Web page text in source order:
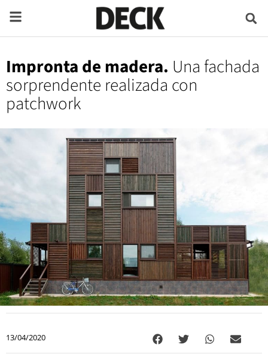
Impronta de madera. Una fachada
sorprendente realizada con
patchwork
13/04/2020